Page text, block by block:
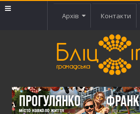
Архів Контакти